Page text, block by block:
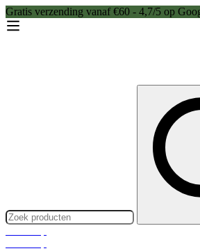
Gratis verzending vanaf €60 - 4,7/5 op